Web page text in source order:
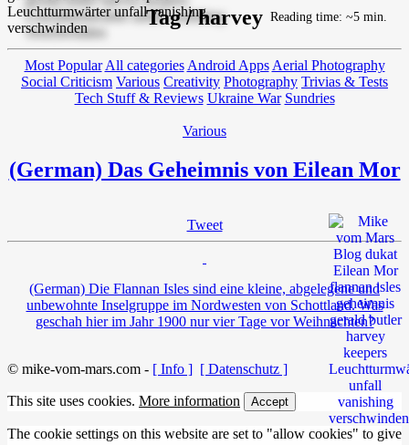
Tag / harvey
Most Popular All categories Android Apps Aerial Photography
Social Criticism Various Creativity Photography Trivias & Tests
Tech Stuff & Reviews Ukraine War Sundries
Various
(German) Das Geheimnis von Eilean Mor
Tweet
Reading time: ~5 min.
(German) Die Flannan Isles sind eine kleine, abgelegene und
unbewohnte Inselgruppe im Nordwesten von Schottland. Was
geschah hier im Jahr 1900 nur vier Tage vor Weihnachten?
© mike-vom-mars.com - [ Info ] [ Datenschutz ]
This site uses cookies. More information Accept
The cookie settings on this website are set to "allow cookies" to give